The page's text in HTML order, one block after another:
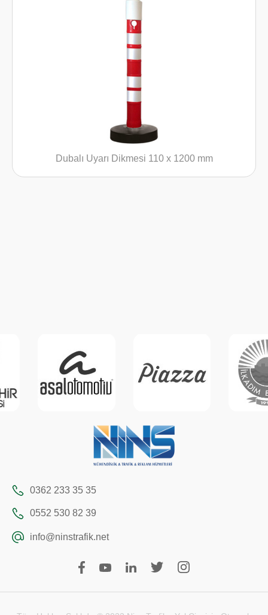
Dubalı Uyarı Dikmesi 110 x 1200 mm
0362 233 35 35
0552 530 82 39
info@ninstrafik.net